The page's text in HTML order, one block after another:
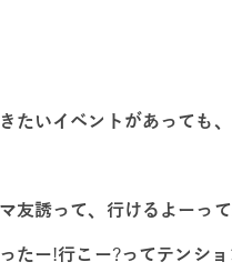
たいイベントがあっても、
友誘って、行けるよーっ
たー!行こー?ってテンシ